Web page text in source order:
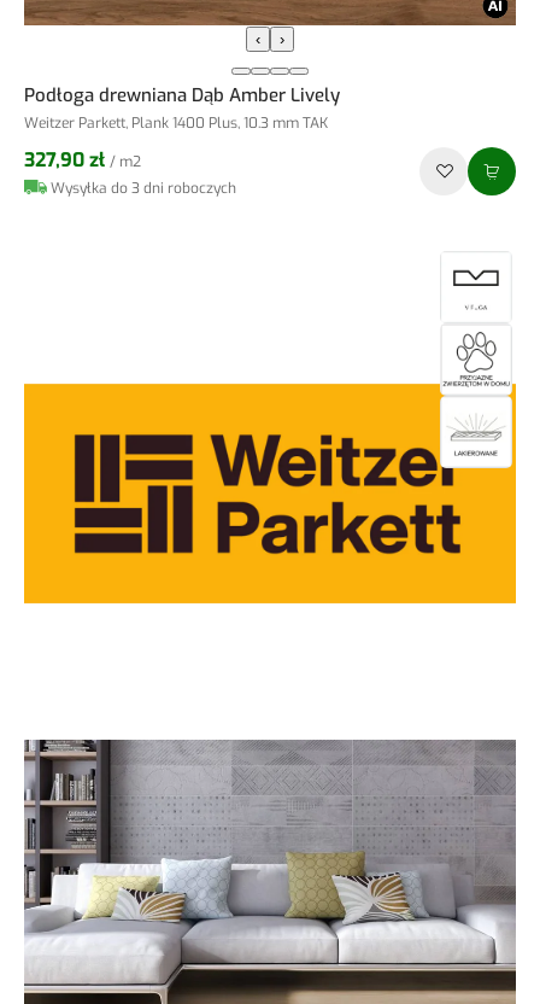
‹ ›
Podłoga drewniana Dąb Amber Lively
Weitzer Parkett, Plank 1400 Plus, 10.3 mm TAK
327,90 zł / m2
Wysyłka do 3 dni roboczych